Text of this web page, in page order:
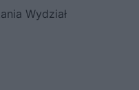
Wydział